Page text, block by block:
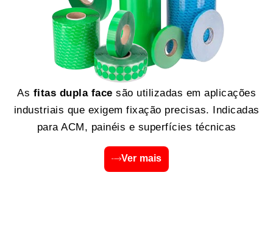
As fitas dupla face são utilizadas em aplicações
industriais que exigem fixação precisas. Indicadas
para ACM, painéis e superfícies técnicas
Ver mais